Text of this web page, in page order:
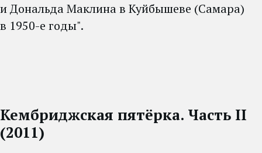
и Дональда Маклина в Куйбышеве (Самара)
в 1950-е годы".
Кембриджская пятёрка. Часть II
(2011)